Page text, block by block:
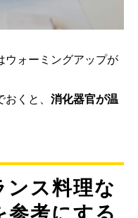
ウォーミングアップが
くと、 消化器官が温
ンス料理な
参考にする